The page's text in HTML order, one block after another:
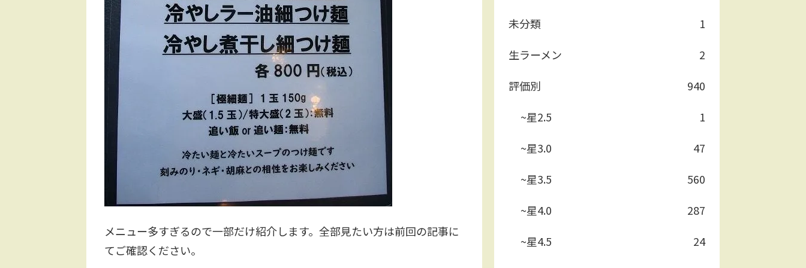
メニュー多すぎるので一部だけ紹介します。全部見たい方は前回の記事に
てご確認ください。
未分類
1
生ラーメン
2
評価別
940
~星2.5
1
~星3.0
47
~星3.5
560
~星4.0
287
~星4.5
24